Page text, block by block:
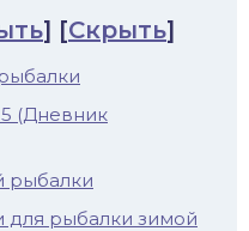
] [Скрыть]
(Дневник
рыбалки
для рыбалки зимой